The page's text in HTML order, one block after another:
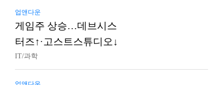
업앤다운
게임주 상승…데브시스
터즈↑·고스트스튜디오↓
IT/과학